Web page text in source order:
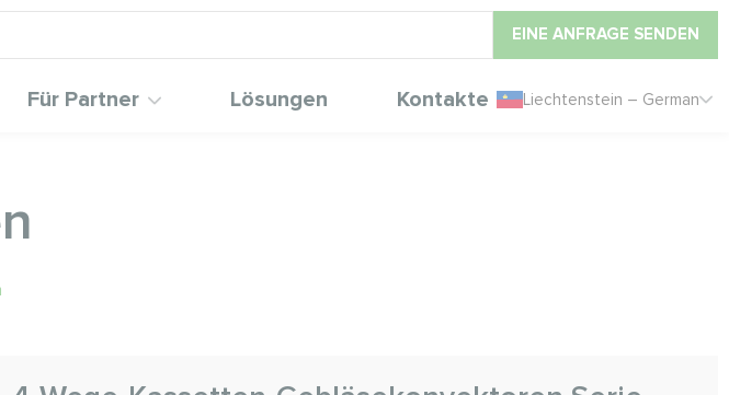
EINE ANFRAGE SENDEN
Für Partner Lösungen Kontakte Liechtenstein – German